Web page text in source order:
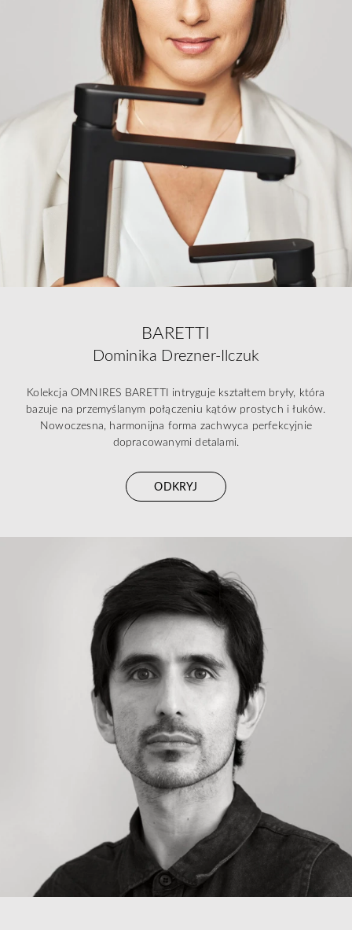
BARETTI
Dominika Drezner-Ilczuk
Kolekcja OMNIRES BARETTI intryguje kształtem bryły, która
bazuje na przemyślanym połączeniu kątów prostych i łuków.
Nowoczesna, harmonijna forma zachwyca perfekcyjnie
dopracowanymi detalami.
ODKRYJ